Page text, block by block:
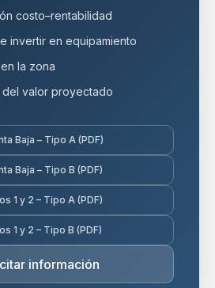
costo–rentabilidad
invertir en equipamiento
la zona
del valor proyectado
Baja – Tipo A (PDF)
Baja – Tipo B (PDF)
1 y 2 – Tipo A (PDF)
1 y 2 – Tipo B (PDF)
información